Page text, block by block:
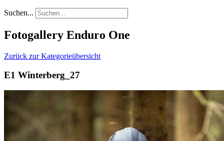
Suchen...
Fotogallery Enduro One
Zurück zur Kategorieübersicht
E1 Winterberg_27